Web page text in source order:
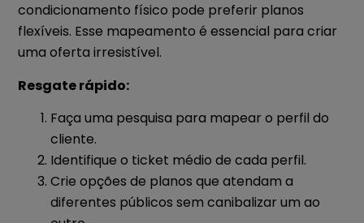
condicionamento físico pode preferir planos
flexíveis. Esse mapeamento é essencial para criar
uma oferta irresistível.
Resgate rápido:
Faça uma pesquisa para mapear o perfil do
cliente.
Identifique o ticket médio de cada perfil.
Crie opções de planos que atendam a
diferentes públicos sem canibalizar um ao